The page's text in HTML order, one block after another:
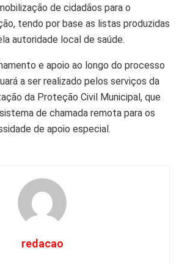
de cidadãos para o
tendo por base as listas produzidas
autoridade local de saúde.
e apoio ao longo do processo
a ser realizado pelos serviços da
da Proteção Civil Municipal, que
de chamada remota para os
de apoio especial.
redacao